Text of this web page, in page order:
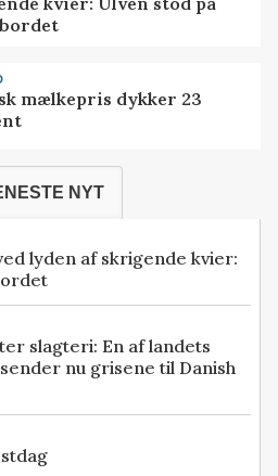
mælkepris dykker 23
NYT
lyden af skrigende kvier:
slagteri: En af landets
nu grisene til Danish